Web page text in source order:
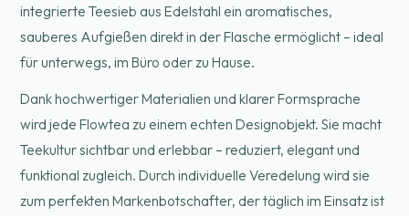
integrierte Teesieb aus Edelstahl ein aromatisches,
sauberes Aufgießen direkt in der Flasche ermöglicht – ideal
für unterwegs, im Büro oder zu Hause.
Dank hochwertiger Materialien und klarer Formsprache
wird jede Flowtea zu einem echten Designobjekt. Sie macht
Teekultur sichtbar und erlebbar – reduziert, elegant und
funktional zugleich. Durch individuelle Veredelung wird sie
zum perfekten Markenbotschafter, der täglich im Einsatz ist